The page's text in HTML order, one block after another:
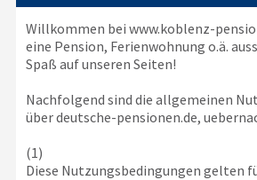
Willkommen bei www.koblenz-
eine Pension, Ferienwohnung o.ä.
Spaß auf unseren Seiten!
Nachfolgend sind die allgemeinen
über deutsche-pensionen.de,
(1)
Diese Nutzungsbedingungen gelten